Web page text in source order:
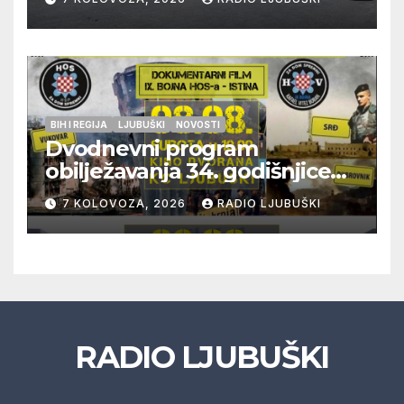
policije
BIH I REGIJA LJUBUŠKI NOVOSTI
Dvodnevni program
obilježavanja 34. godišnjice
pogibije generala Blaža
Kraljevića i osmorice
pripadnika HOS-a
7 KOLOVOZA, 2026 RADIO LJUBUŠKI
RADIO LJUBUŠKI